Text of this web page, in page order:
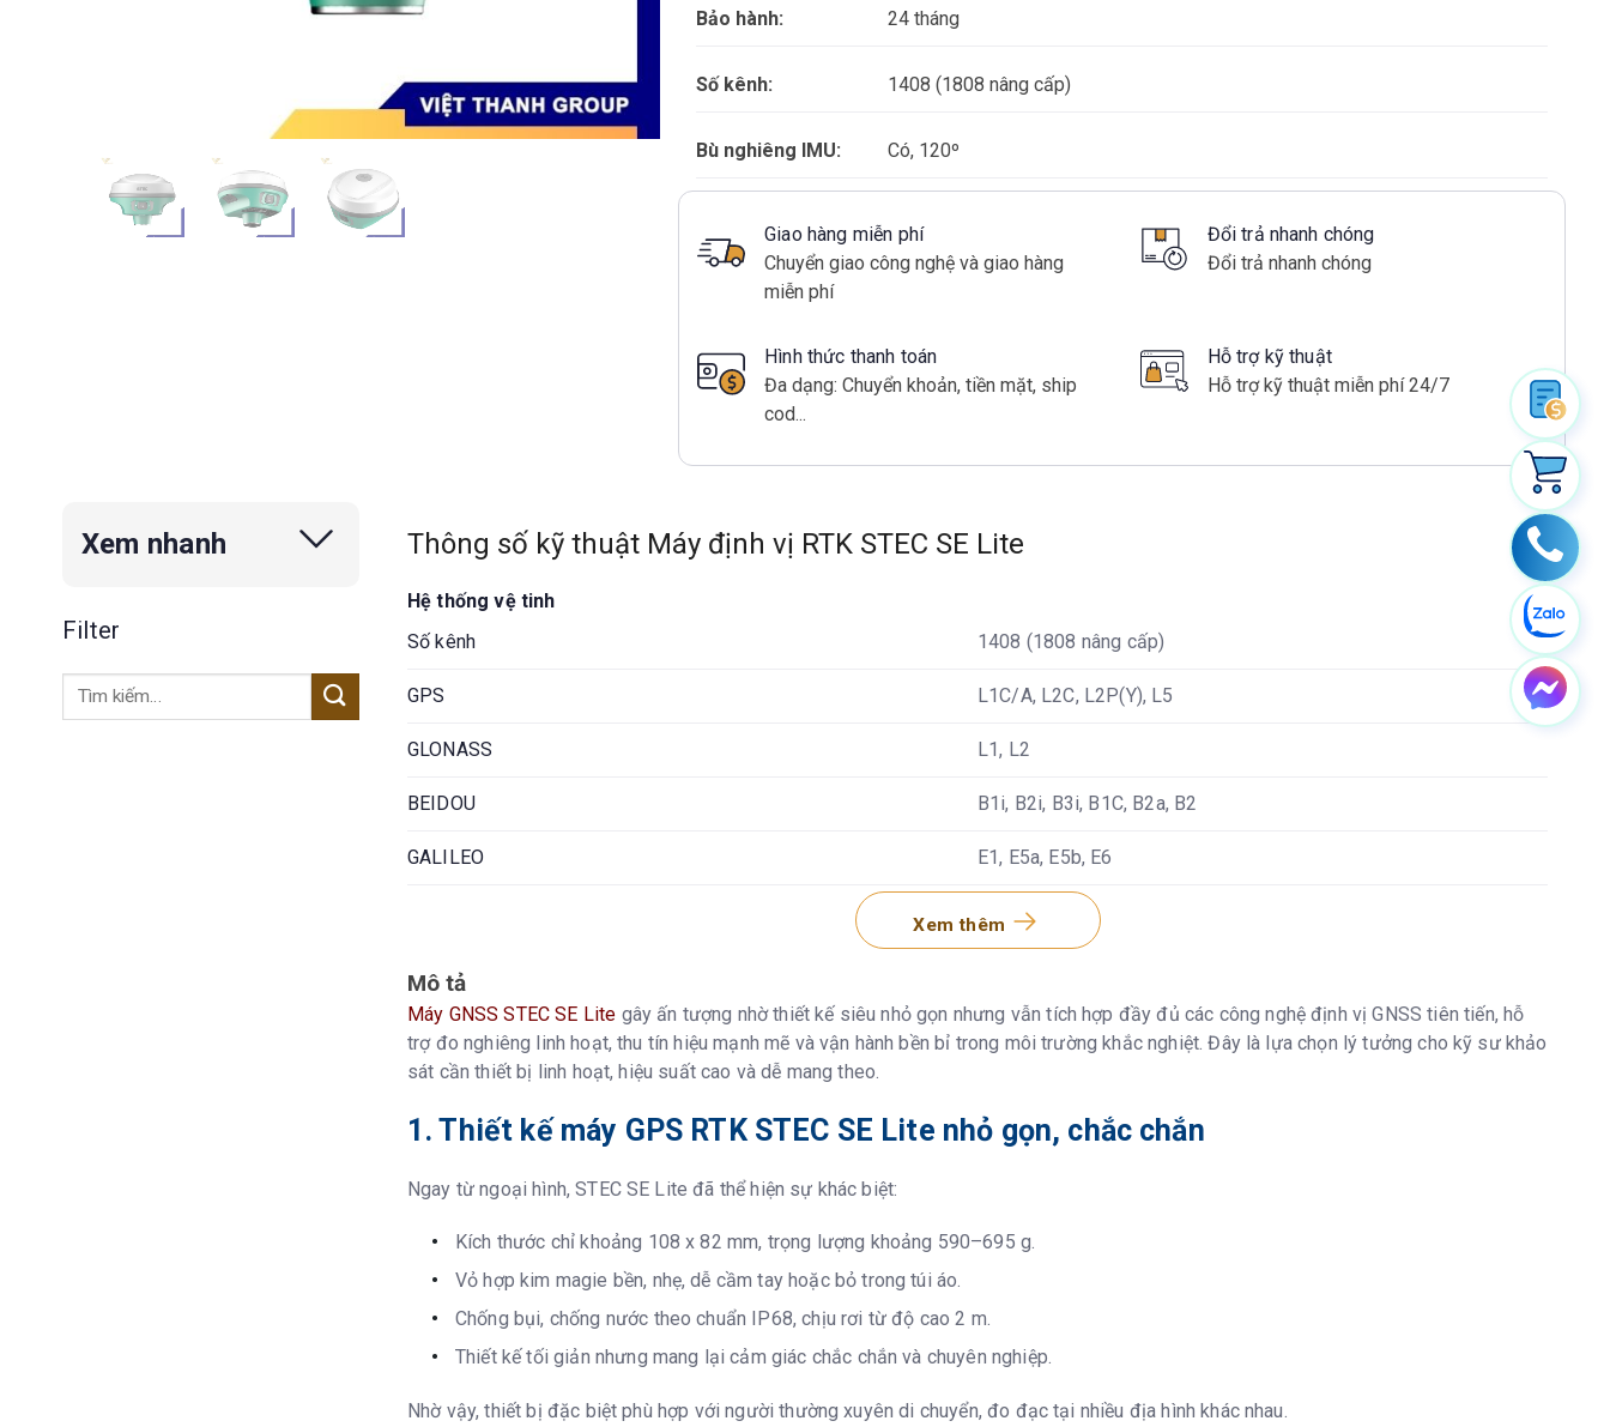
Bảo hành: 24 tháng
Số kênh: 1408 (1808 nâng cấp)
Bù nghiêng IMU: Có, 120º
Giao hàng miễn phí
Chuyển giao công nghệ và giao hàng
miễn phí
Đổi trả nhanh chóng
Đổi trả nhanh chóng
Hình thức thanh toán
Đa dạng: Chuyển khoản, tiền mặt, ship
cod...
Hỗ trợ kỹ thuật
Hỗ trợ kỹ thuật miễn phí 24/7
Xem nhanh
Filter
Tìm
Thông số kỹ thuật Máy định vị RTK STEC SE Lite
Hệ thống vệ tinh
Số kênh
1408 (1808 nâng cấp)
GPS L1C/A, L2C, L2P(Y), L5
GLONASS L1, L2
BEIDOU B1i, B2i, B3i, B1C, B2a, B2
GALILEO E1, E5a, E5b, E6
L1, L2, L5, L6
IRNSS L5
L-band
Tần suất 1-20Hz
Độ chính xác
Code Differential
H: 0.40m (RMS); V: 0.80m (RMS
H: 8mm±1ppm (RMS); V: 15mm±1ppm (RMS)
Net-RTK H: 8mm±0.5ppm (RMS); V: 15mm±0.5ppm (RMS)
Xem thêm
Mô tả
Máy GNSS STEC SE Lite gây ấn tượng nhờ thiết kế siêu nhỏ gọn nhưng vẫn tích hợp đầy đủ các công nghệ định vị GNSS tiên tiến, hỗ
trợ đo nghiêng linh hoạt, thu tín hiệu mạnh mẽ và vận hành bền bỉ trong môi trường khắc nghiệt. Đây là lựa chọn lý tưởng cho kỹ sư khảo
sát cần thiết bị linh hoạt, hiệu suất cao và dễ mang theo.
1. Thiết kế máy GPS RTK STEC SE Lite nhỏ gọn, chắc chắn
Ngay từ ngoại hình, STEC SE Lite đã thể hiện sự khác biệt:
Kích thước chỉ khoảng 108 x 82 mm, trọng lượng khoảng 590–695 g.
Vỏ hợp kim magie bền, nhẹ, dễ cầm tay hoặc bỏ trong túi áo.
Chống bụi, chống nước theo chuẩn IP68, chịu rơi từ độ cao 2 m.
Thiết kế tối giản nhưng mang lại cảm giác chắc chắn và chuyên nghiệp.
Nhờ vậy, thiết bị đặc biệt phù hợp với người thường xuyên di chuyển, đo đạc tại nhiều địa hình khác nhau.